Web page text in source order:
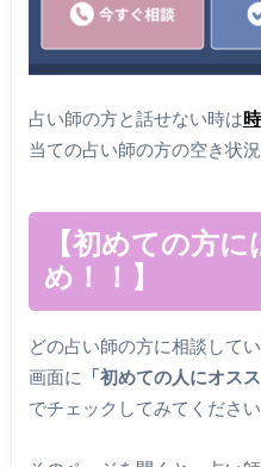
占い師の方と話せない時は
当ての占い師の方の空き状
【初めての方
め！！】
どの占い師の方に相談して
画面に 「初めての人にオスス
でチェックしてみてください